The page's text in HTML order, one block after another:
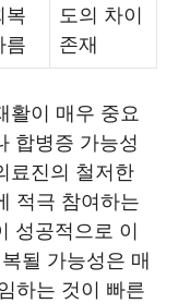
복
름
도의 차이
존재
활이 매우 중요
합병증 가능성
료진의 철저한
적극 참여하는
성공적으로 이
될 가능성은 매
하는 것이 빠른